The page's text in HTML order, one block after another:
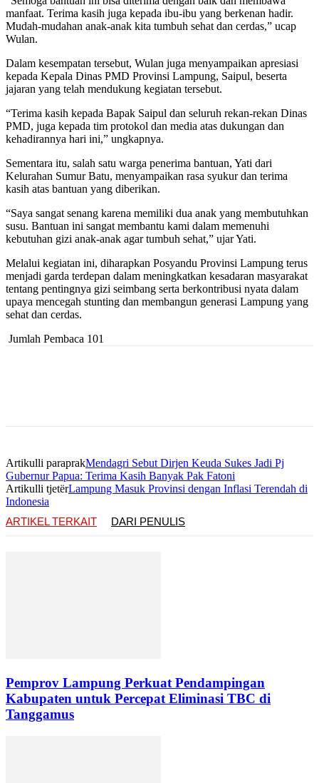
manfaat. Terima kasih juga kepada ibu-ibu yang berkenan hadir.
Mudah-mudahan anak-anak kita tumbuh sehat dan cerdas,” ucap
Wulan.
Dalam kesempatan tersebut, Wulan juga menyampaikan apresiasi
kepada Kepala Dinas PMD Provinsi Lampung, Saipul, beserta
jajaran yang telah mendukung kegiatan tersebut.
“Terima kasih kepada Bapak Saipul dan seluruh rekan-rekan Dinas
PMD, juga kepada tim protokol dan media atas dukungan dan
kehadirannya hari ini,” ungkapnya.
Sementara itu, salah satu warga penerima bantuan, Yati dari
Kelurahan Sumur Batu, menyampaikan rasa syukur dan terima
kasih atas bantuan yang diberikan.
“Saya sangat senang karena memiliki dua anak yang membutuhkan
susu. Bantuan ini sangat membantu kami dalam memenuhi
kebutuhan gizi anak-anak agar tumbuh sehat,” ujar Yati.
Melalui kegiatan ini, diharapkan Posyandu Provinsi Lampung terus
menjadi garda terdepan dalam meningkatkan kesadaran masyarakat
tentang pentingnya gizi seimbang serta berkontribusi nyata dalam
upaya mencegah stunting dan membangun generasi Lampung yang
sehat dan cerdas.
Jumlah Pembaca 101
Artikulli paraprakMendagri Sebut Dirjen Keuda Sukes Jadi Pj
Gubernur Papua: Terima Kasih Banyak Pak Fatoni
Artikulli tjetërLampung Masuk Provinsi dengan Inflasi Terendah di
Indonesia
ARTIKEL TERKAIT
DARI PENULIS
Pemprov Lampung Perkuat Pendampingan
Kabupaten untuk Percepat Eliminasi TBC di
Tanggamus